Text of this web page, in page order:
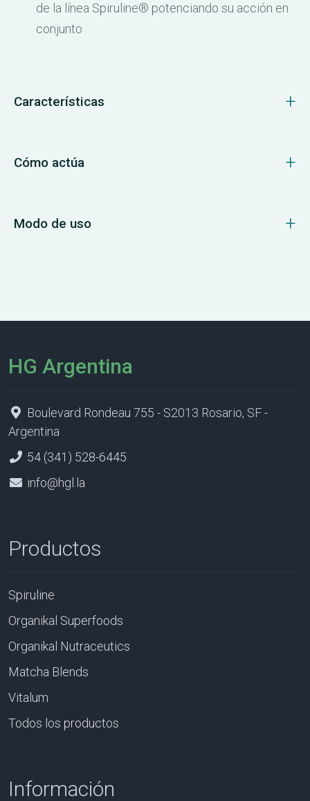
de la línea Spiruline® potenciando su acción en
conjunto
Características
Cómo actúa
Modo de uso
HG Argentina
Boulevard Rondeau 755 - S2013 Rosario, SF -
Argentina
54 (341) 528-6445
info@hgl.la
Productos
Spiruline
Organikal Superfoods
Organikal Nutraceutics
Matcha Blends
Vitalum
Todos los productos
Información